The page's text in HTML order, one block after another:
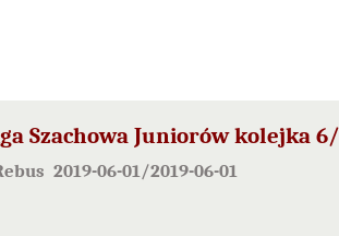
Szachowa Juniorów kolejka 6/
2019-06-01/2019-06-01